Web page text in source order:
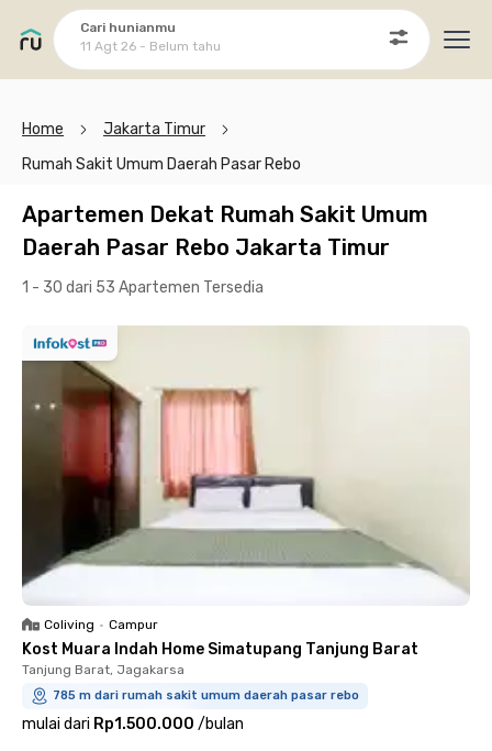
Cari hunianmu
11 Agt 26 - Belum tahu
Home
Jakarta Timur
Rumah Sakit Umum Daerah Pasar Rebo
Apartemen Dekat Rumah Sakit Umum
Daerah Pasar Rebo Jakarta Timur
1 - 30 dari 53 Apartemen Tersedia
Coliving • Campur
Kost Muara Indah Home Simatupang Tanjung Barat
Tanjung Barat, Jagakarsa
785 m dari rumah sakit umum daerah pasar rebo
mulai dari Rp1.500.000 /bulan